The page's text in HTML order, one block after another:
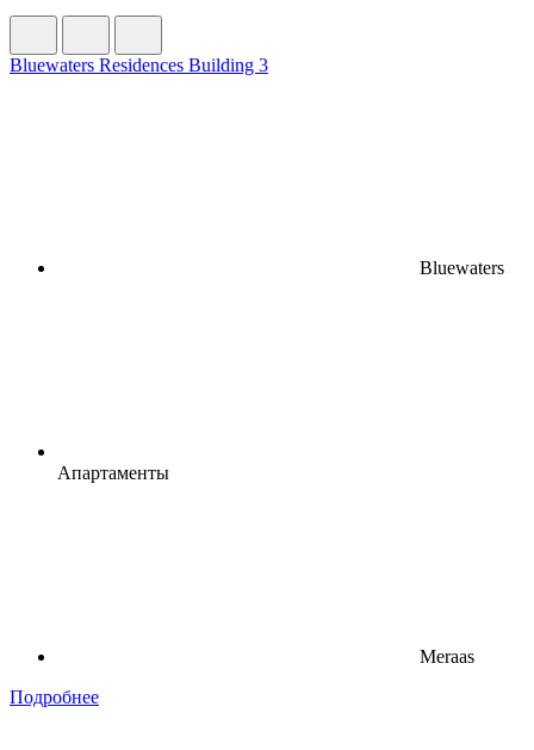
Bluewaters Residences Building 3
Bluewaters
Апартаменты
Meraas
Подробнее